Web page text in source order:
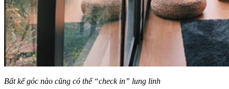
Bất kể góc nào cũng có thể “check in” lung linh